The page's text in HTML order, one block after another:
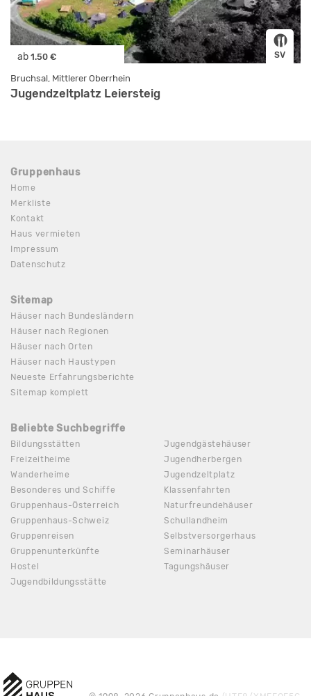
ab 1.50 € SV
Bruchsal, Mittlerer Oberrhein
Jugendzeltplatz Leiersteig
Gruppenhaus
Home
Merkliste
Kontakt
Haus vermieten
Impressum
Datenschutz
Sitemap
Häuser nach Bundesländern
Häuser nach Regionen
Häuser nach Orten
Häuser nach Haustypen
Neueste Erfahrungsberichte
Sitemap komplett
Beliebte Suchbegriffe
Bildungsstätten
Freizeitheime
Wanderheime
Besonderes und Schiffe
Gruppenhaus-Österreich
Gruppenhaus-Schweiz
Gruppenreisen
Gruppenunterkünfte
Hostel
Jugendbildungsstätte
Jugendgästehäuser
Jugendherbergen
Jugendzeltplatz
Klassenfahrten
Naturfreundehäuser
Schullandheim
Selbstversorgerhaus
Seminarhäuser
Tagungshäuser